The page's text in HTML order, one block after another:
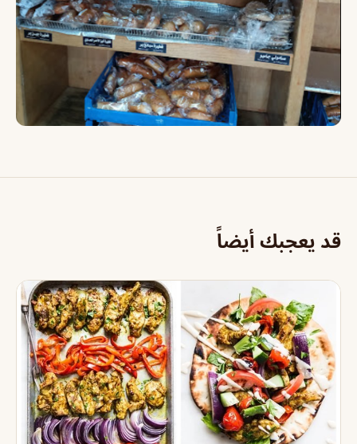
قد يعجبك أيضاً